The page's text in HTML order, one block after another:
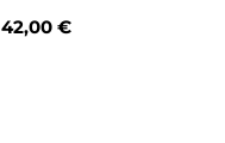
42,00 €